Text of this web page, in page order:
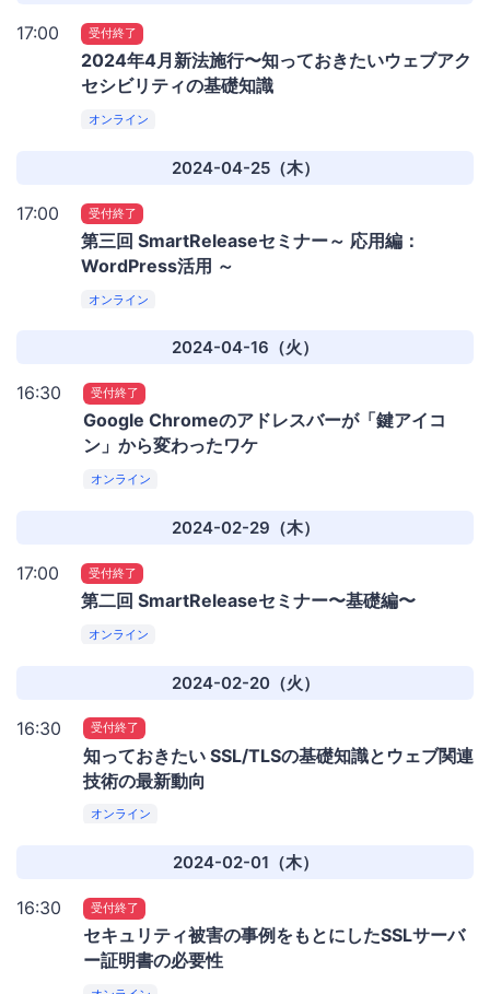
17:00 受付終了
2024年4月新法施行〜知っておきたいウェブアク
セシビリティの基礎知識
オンライン
2024-04-25（木）
17:00 受付終了
第三回 SmartReleaseセミナー～ 応用編：
WordPress活用 ～
オンライン
2024-04-16（火）
16:30 受付終了
Google Chromeのアドレスバーが「鍵アイコ
ン」から変わったワケ
オンライン
2024-02-29（木）
17:00 受付終了
第二回 SmartReleaseセミナー〜基礎編〜
オンライン
2024-02-20（火）
16:30 受付終了
知っておきたい SSL/TLSの基礎知識とウェブ関連
技術の最新動向
オンライン
2024-02-01（木）
16:30 受付終了
セキュリティ被害の事例をもとにしたSSLサーバ
ー証明書の必要性